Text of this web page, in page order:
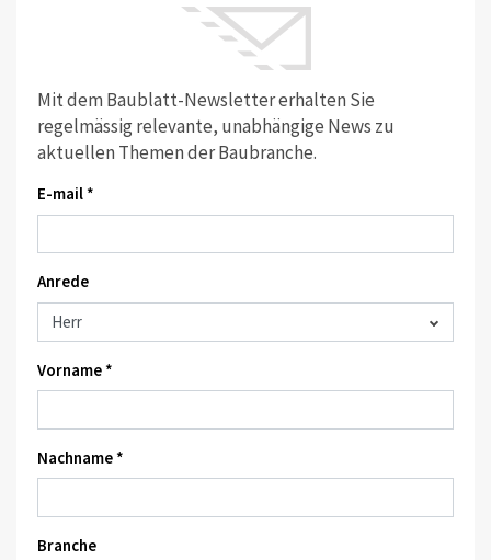
Mit dem Baublatt-Newsletter erhalten Sie
regelmässig relevante, unabhängige News zu
aktuellen Themen der Baubranche.
E-mail *
Anrede
Vorname *
Nachname *
Branche